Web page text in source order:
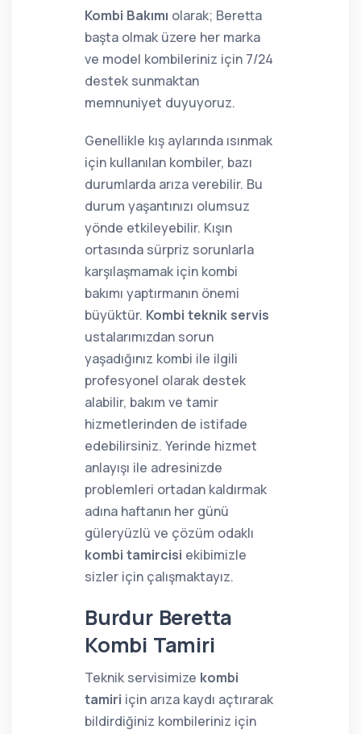
Kombi Bakımı olarak; Beretta
başta olmak üzere her marka
ve model kombileriniz için 7/24
destek sunmaktan
memnuniyet duyuyoruz.
Genellikle kış aylarında ısınmak
için kullanılan kombiler, bazı
durumlarda arıza verebilir. Bu
durum yaşantınızı olumsuz
yönde etkileyebilir. Kışın
ortasında sürpriz sorunlarla
karşılaşmamak için kombi
bakımı yaptırmanın önemi
büyüktür. Kombi teknik servis
ustalarımızdan sorun
yaşadığınız kombi ile ilgili
profesyonel olarak destek
alabilir, bakım ve tamir
hizmetlerinden de istifade
edebilirsiniz. Yerinde hizmet
anlayışı ile adresinizde
problemleri ortadan kaldırmak
adına haftanın her günü
güleryüzlü ve çözüm odaklı
kombi tamircisi ekibimizle
sizler için çalışmaktayız.
Burdur Beretta
Kombi Tamiri
Teknik servisimize kombi
tamiri için arıza kaydı açtırarak
bildirdiğiniz kombileriniz için